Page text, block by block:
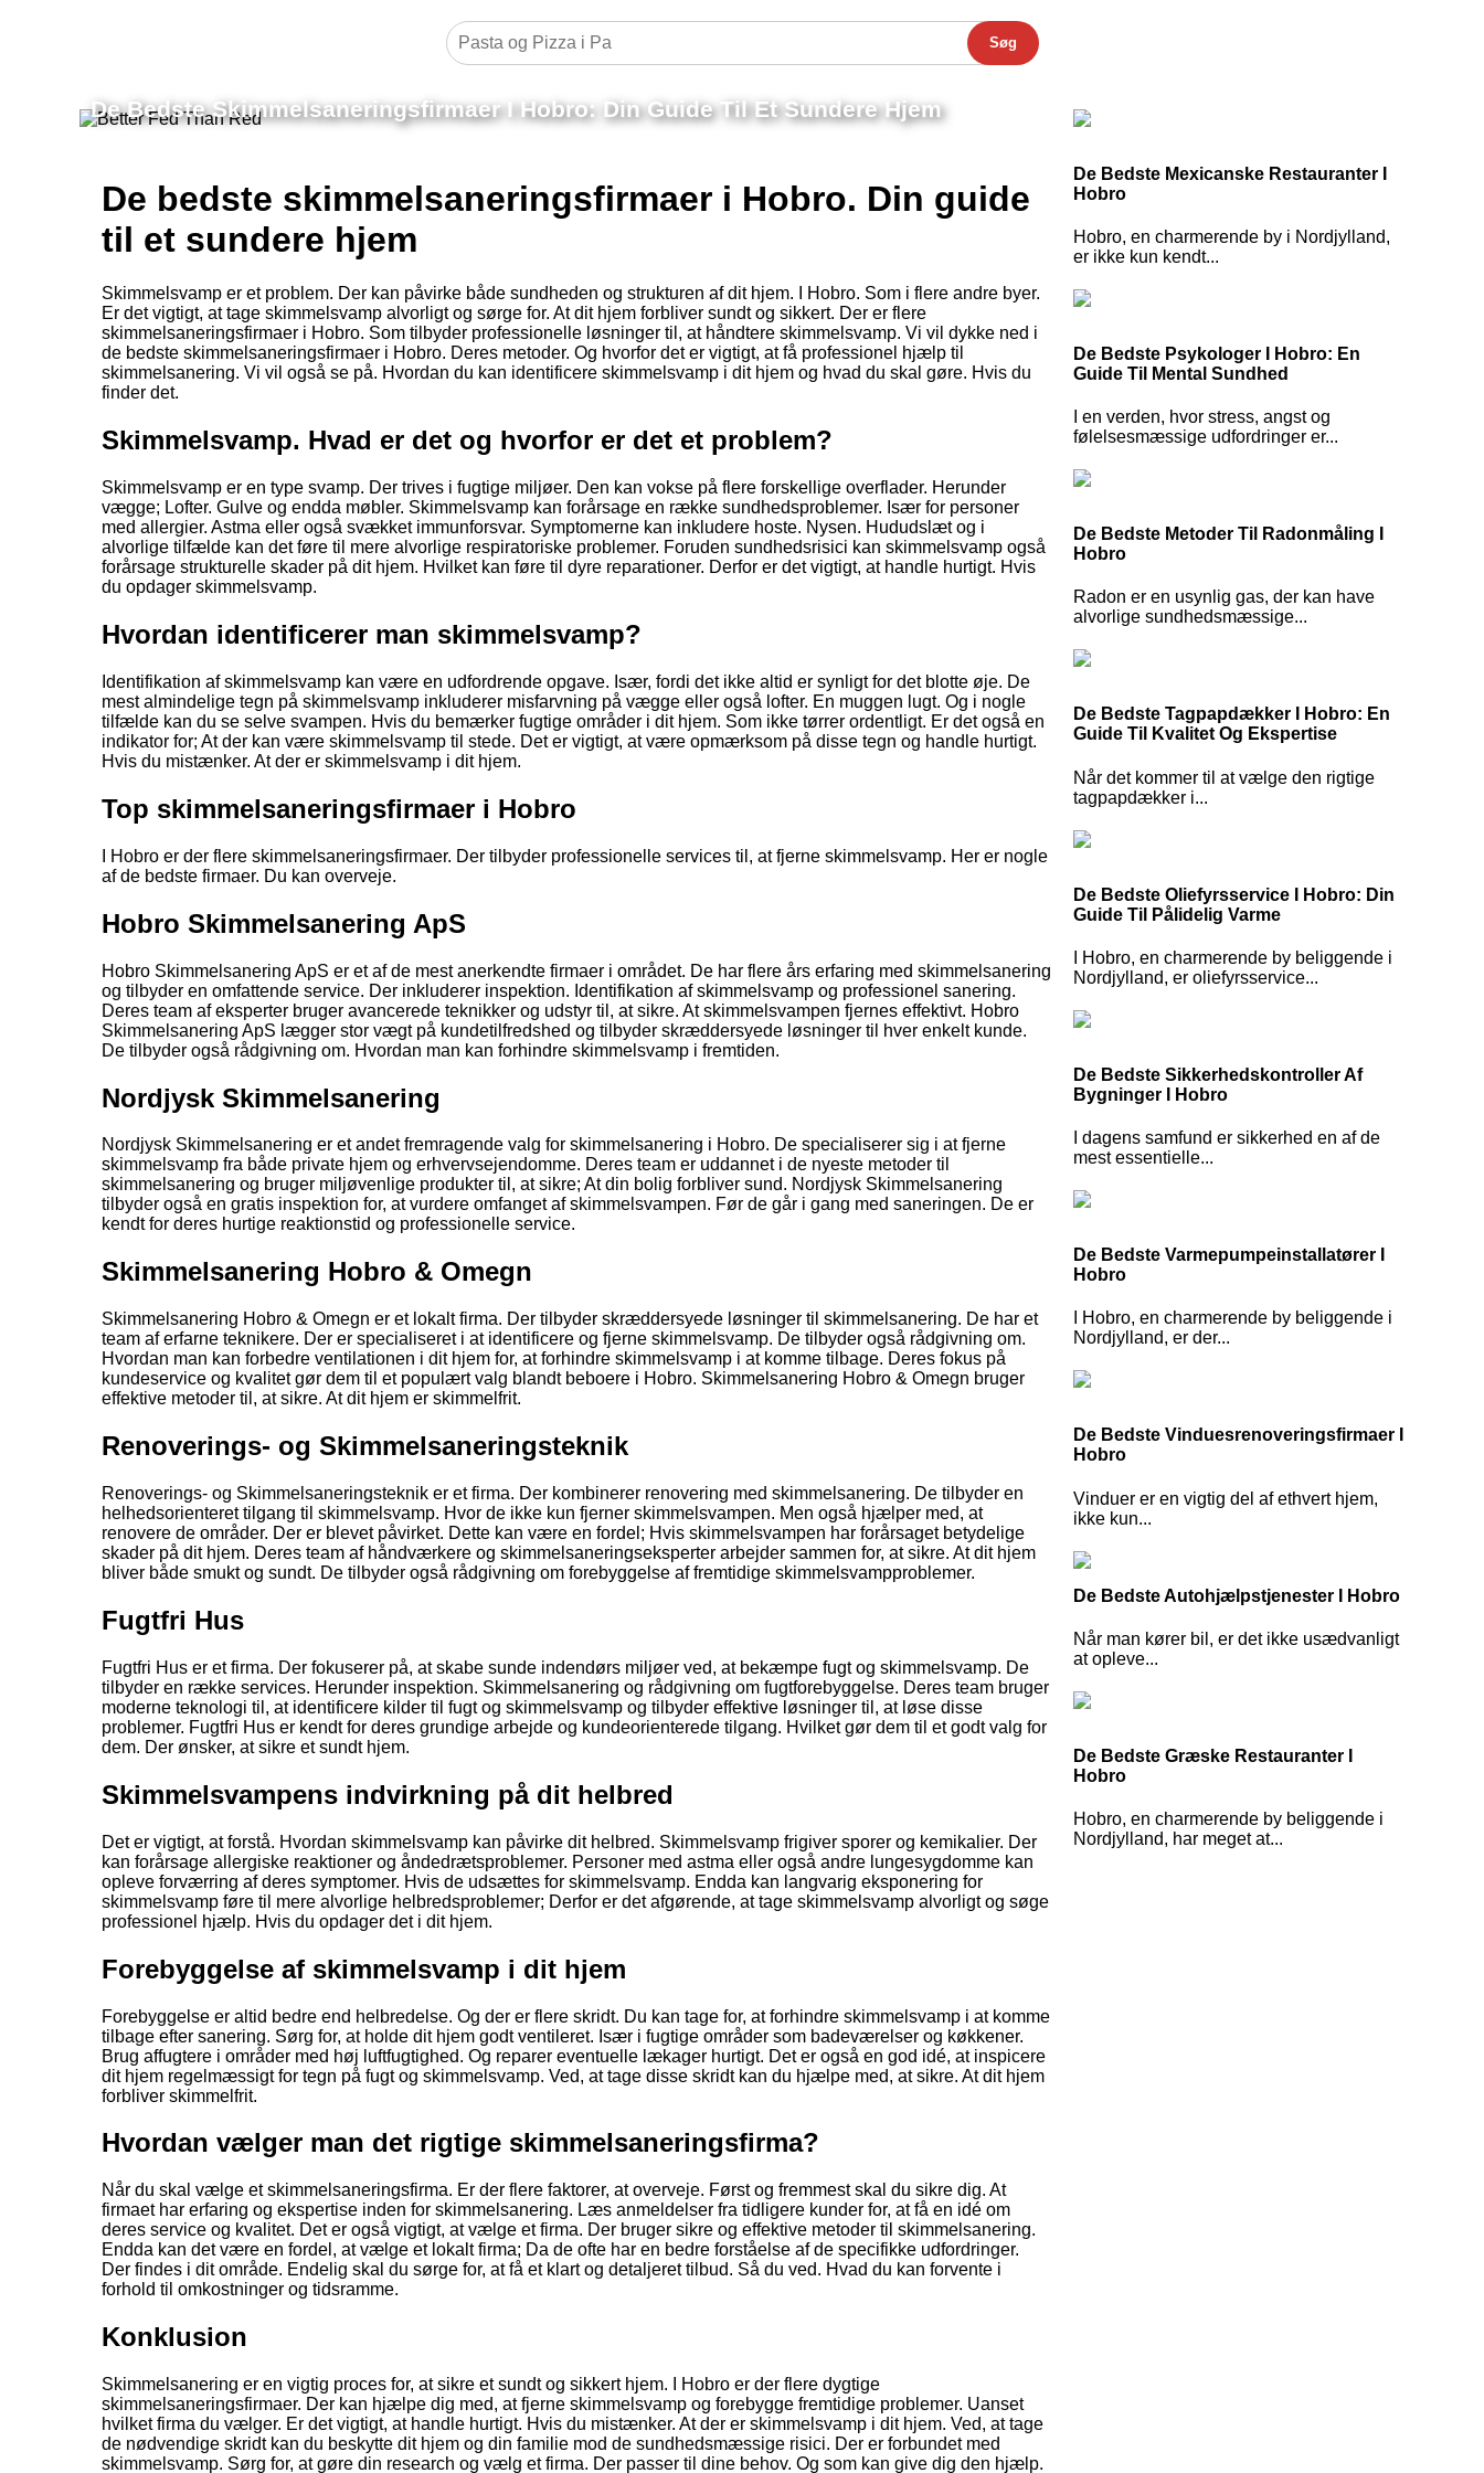
Søg
De Bedste Skimmelsaneringsfirmaer I Hobro: Din Guide Til Et Sundere Hjem
De bedste skimmelsaneringsfirmaer i Hobro. Din guide
til et sundere hjem
Skimmelsvamp er et problem. Der kan påvirke både sundheden og strukturen af dit hjem. I Hobro. Som i flere andre byer.
Er det vigtigt, at tage skimmelsvamp alvorligt og sørge for. At dit hjem forbliver sundt og sikkert. Der er flere
skimmelsaneringsfirmaer i Hobro. Som tilbyder professionelle løsninger til, at håndtere skimmelsvamp. Vi vil dykke ned i
de bedste skimmelsaneringsfirmaer i Hobro. Deres metoder. Og hvorfor det er vigtigt, at få professionel hjælp til
skimmelsanering. Vi vil også se på. Hvordan du kan identificere skimmelsvamp i dit hjem og hvad du skal gøre. Hvis du
finder det.
Skimmelsvamp. Hvad er det og hvorfor er det et problem?
Skimmelsvamp er en type svamp. Der trives i fugtige miljøer. Den kan vokse på flere forskellige overflader. Herunder
vægge; Lofter. Gulve og endda møbler. Skimmelsvamp kan forårsage en række sundhedsproblemer. Især for personer
med allergier. Astma eller også svækket immunforsvar. Symptomerne kan inkludere hoste. Nysen. Hududslæt og i
alvorlige tilfælde kan det føre til mere alvorlige respiratoriske problemer. Foruden sundhedsrisici kan skimmelsvamp også
forårsage strukturelle skader på dit hjem. Hvilket kan føre til dyre reparationer. Derfor er det vigtigt, at handle hurtigt. Hvis
du opdager skimmelsvamp.
Hvordan identificerer man skimmelsvamp?
Identifikation af skimmelsvamp kan være en udfordrende opgave. Især, fordi det ikke altid er synligt for det blotte øje. De
mest almindelige tegn på skimmelsvamp inkluderer misfarvning på vægge eller også lofter. En muggen lugt. Og i nogle
tilfælde kan du se selve svampen. Hvis du bemærker fugtige områder i dit hjem. Som ikke tørrer ordentligt. Er det også en
indikator for; At der kan være skimmelsvamp til stede. Det er vigtigt, at være opmærksom på disse tegn og handle hurtigt.
Hvis du mistænker. At der er skimmelsvamp i dit hjem.
Top skimmelsaneringsfirmaer i Hobro
I Hobro er der flere skimmelsaneringsfirmaer. Der tilbyder professionelle services til, at fjerne skimmelsvamp. Her er nogle
af de bedste firmaer. Du kan overveje.
Hobro Skimmelsanering ApS
Hobro Skimmelsanering ApS er et af de mest anerkendte firmaer i området. De har flere års erfaring med skimmelsanering
og tilbyder en omfattende service. Der inkluderer inspektion. Identifikation af skimmelsvamp og professionel sanering.
Deres team af eksperter bruger avancerede teknikker og udstyr til, at sikre. At skimmelsvampen fjernes effektivt. Hobro
Skimmelsanering ApS lægger stor vægt på kundetilfredshed og tilbyder skræddersyede løsninger til hver enkelt kunde.
De tilbyder også rådgivning om. Hvordan man kan forhindre skimmelsvamp i fremtiden.
Nordjysk Skimmelsanering
Nordjysk Skimmelsanering er et andet fremragende valg for skimmelsanering i Hobro. De specialiserer sig i at fjerne
skimmelsvamp fra både private hjem og erhvervsejendomme. Deres team er uddannet i de nyeste metoder til
skimmelsanering og bruger miljøvenlige produkter til, at sikre; At din bolig forbliver sund. Nordjysk Skimmelsanering
tilbyder også en gratis inspektion for, at vurdere omfanget af skimmelsvampen. Før de går i gang med saneringen. De er
kendt for deres hurtige reaktionstid og professionelle service.
Skimmelsanering Hobro & Omegn
Skimmelsanering Hobro & Omegn er et lokalt firma. Der tilbyder skræddersyede løsninger til skimmelsanering. De har et
team af erfarne teknikere. Der er specialiseret i at identificere og fjerne skimmelsvamp. De tilbyder også rådgivning om.
Hvordan man kan forbedre ventilationen i dit hjem for, at forhindre skimmelsvamp i at komme tilbage. Deres fokus på
kundeservice og kvalitet gør dem til et populært valg blandt beboere i Hobro. Skimmelsanering Hobro & Omegn bruger
effektive metoder til, at sikre. At dit hjem er skimmelfrit.
Renoverings- og Skimmelsaneringsteknik
Renoverings- og Skimmelsaneringsteknik er et firma. Der kombinerer renovering med skimmelsanering. De tilbyder en
helhedsorienteret tilgang til skimmelsvamp. Hvor de ikke kun fjerner skimmelsvampen. Men også hjælper med, at
renovere de områder. Der er blevet påvirket. Dette kan være en fordel; Hvis skimmelsvampen har forårsaget betydelige
skader på dit hjem. Deres team af håndværkere og skimmelsaneringseksperter arbejder sammen for, at sikre. At dit hjem
bliver både smukt og sundt. De tilbyder også rådgivning om forebyggelse af fremtidige skimmelsvampproblemer.
Fugtfri Hus
Fugtfri Hus er et firma. Der fokuserer på, at skabe sunde indendørs miljøer ved, at bekæmpe fugt og skimmelsvamp. De
tilbyder en række services. Herunder inspektion. Skimmelsanering og rådgivning om fugtforebyggelse. Deres team bruger
moderne teknologi til, at identificere kilder til fugt og skimmelsvamp og tilbyder effektive løsninger til, at løse disse
problemer. Fugtfri Hus er kendt for deres grundige arbejde og kundeorienterede tilgang. Hvilket gør dem til et godt valg for
dem. Der ønsker, at sikre et sundt hjem.
Skimmelsvampens indvirkning på dit helbred
Det er vigtigt, at forstå. Hvordan skimmelsvamp kan påvirke dit helbred. Skimmelsvamp frigiver sporer og kemikalier. Der
kan forårsage allergiske reaktioner og åndedrætsproblemer. Personer med astma eller også andre lungesygdomme kan
opleve forværring af deres symptomer. Hvis de udsættes for skimmelsvamp. Endda kan langvarig eksponering for
skimmelsvamp føre til mere alvorlige helbredsproblemer; Derfor er det afgørende, at tage skimmelsvamp alvorligt og søge
professionel hjælp. Hvis du opdager det i dit hjem.
Forebyggelse af skimmelsvamp i dit hjem
Forebyggelse er altid bedre end helbredelse. Og der er flere skridt. Du kan tage for, at forhindre skimmelsvamp i at komme
tilbage efter sanering. Sørg for, at holde dit hjem godt ventileret. Især i fugtige områder som badeværelser og køkkener.
Brug affugtere i områder med høj luftfugtighed. Og reparer eventuelle lækager hurtigt. Det er også en god idé, at inspicere
dit hjem regelmæssigt for tegn på fugt og skimmelsvamp. Ved, at tage disse skridt kan du hjælpe med, at sikre. At dit hjem
forbliver skimmelfrit.
Hvordan vælger man det rigtige skimmelsaneringsfirma?
Når du skal vælge et skimmelsaneringsfirma. Er der flere faktorer, at overveje. Først og fremmest skal du sikre dig. At
firmaet har erfaring og ekspertise inden for skimmelsanering. Læs anmeldelser fra tidligere kunder for, at få en idé om
deres service og kvalitet. Det er også vigtigt, at vælge et firma. Der bruger sikre og effektive metoder til skimmelsanering.
Endda kan det være en fordel, at vælge et lokalt firma; Da de ofte har en bedre forståelse af de specifikke udfordringer.
Der findes i dit område. Endelig skal du sørge for, at få et klart og detaljeret tilbud. Så du ved. Hvad du kan forvente i
forhold til omkostninger og tidsramme.
Konklusion
Skimmelsanering er en vigtig proces for, at sikre et sundt og sikkert hjem. I Hobro er der flere dygtige
skimmelsaneringsfirmaer. Der kan hjælpe dig med, at fjerne skimmelsvamp og forebygge fremtidige problemer. Uanset
hvilket firma du vælger. Er det vigtigt, at handle hurtigt. Hvis du mistænker. At der er skimmelsvamp i dit hjem. Ved, at tage
de nødvendige skridt kan du beskytte dit hjem og din familie mod de sundhedsmæssige risici. Der er forbundet med
skimmelsvamp. Sørg for, at gøre din research og vælg et firma. Der passer til dine behov. Og som kan give dig den hjælp.
De Bedste Mexicanske Restauranter I
Hobro
Hobro, en charmerende by i Nordjylland,
er ikke kun kendt...
De Bedste Psykologer I Hobro: En
Guide Til Mental Sundhed
I en verden, hvor stress, angst og
følelsesmæssige udfordringer er...
De Bedste Metoder Til Radonmåling I
Hobro
Radon er en usynlig gas, der kan have
alvorlige sundhedsmæssige...
De Bedste Tagpapdækker I Hobro: En
Guide Til Kvalitet Og Ekspertise
Når det kommer til at vælge den rigtige
tagpapdækker i...
De Bedste Oliefyrsservice I Hobro: Din
Guide Til Pålidelig Varme
I Hobro, en charmerende by beliggende i
Nordjylland, er oliefyrsservice...
De Bedste Sikkerhedskontroller Af
Bygninger I Hobro
I dagens samfund er sikkerhed en af de
mest essentielle...
De Bedste Varmepumpeinstallatører I
Hobro
I Hobro, en charmerende by beliggende i
Nordjylland, er der...
De Bedste Vinduesrenoveringsfirmaer I
Hobro
Vinduer er en vigtig del af ethvert hjem,
ikke kun...
De Bedste Autohjælpstjenester I Hobro
Når man kører bil, er det ikke usædvanligt
at opleve...
De Bedste Græske Restauranter I
Hobro
Hobro, en charmerende by beliggende i
Nordjylland, har meget at...